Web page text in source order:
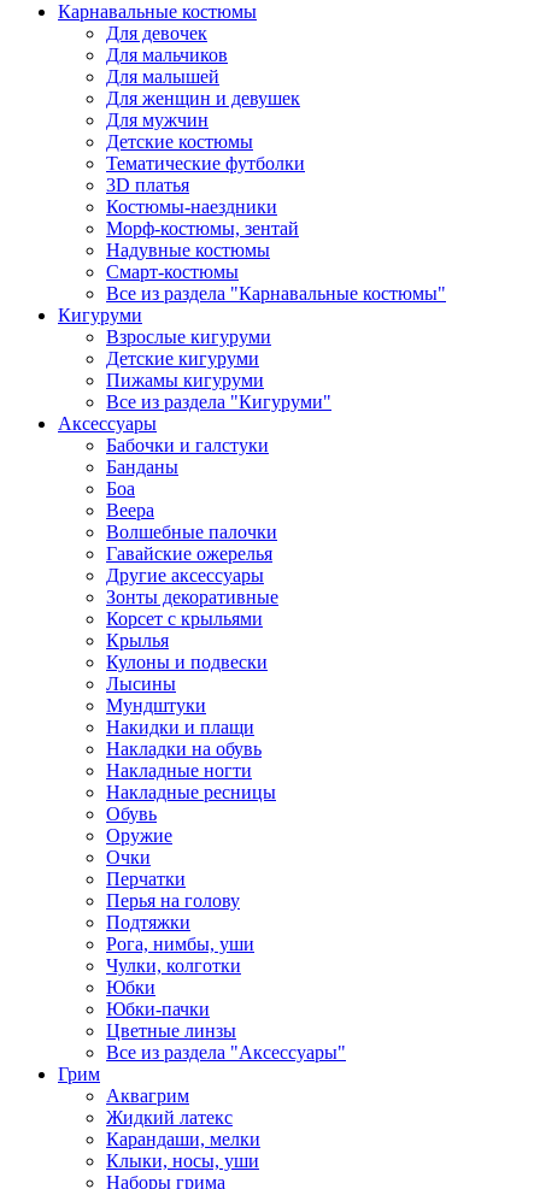
Карнавальные костюмы
Для девочек
Для мальчиков
Для малышей
Для женщин и девушек
Для мужчин
Детские костюмы
Тематические футболки
3D платья
Костюмы-наездники
Морф-костюмы, зентай
Надувные костюмы
Смарт-костюмы
Все из раздела "Карнавальные костюмы"
Кигуруми
Взрослые кигуруми
Детские кигуруми
Пижамы кигуруми
Все из раздела "Кигуруми"
Аксессуары
Бабочки и галстуки
Банданы
Боа
Веера
Волшебные палочки
Гавайские ожерелья
Другие аксессуары
Зонты декоративные
Корсет с крыльями
Крылья
Кулоны и подвески
Лысины
Мундштуки
Накидки и плащи
Накладки на обувь
Накладные ногти
Накладные ресницы
Обувь
Оружие
Очки
Перчатки
Перья на голову
Подтяжки
Рога, нимбы, уши
Чулки, колготки
Юбки
Юбки-пачки
Цветные линзы
Все из раздела "Аксессуары"
Грим
Аквагрим
Жидкий латекс
Карандаши, мелки
Клыки, носы, уши
Наборы грима